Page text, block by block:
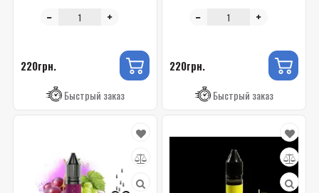
220грн.
Быстрый заказ
220грн.
Быстрый заказ